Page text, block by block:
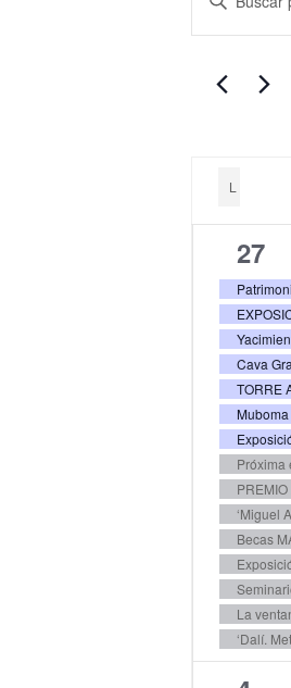
de
vistas
clave.
palabra
clave.
L
15
27
Cava
TORRE
Muboma
Próxima
‘Miguel
Becas
La
‘Dalí.